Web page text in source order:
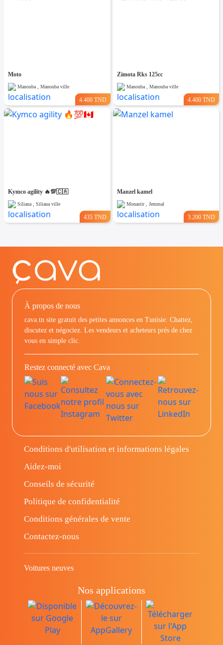
Moto
Manouba , Manouba ville
4.400 TND
Zimota Rks 125cc
Manouba , Manouba ville
4.400 TND
Kymco agility 🔥💯🇨🇦
Siliana , Siliana ville
435 TND
Manzel kamel
Monastir , Jemmal
3.200 TND
À propos de nous
cava.tn site gratuit des petites annonces en Tunisie: Chattez,
discutez et négociez. Les vendeurs et acheteurs prés de chez
vous en simple clic.
Restez connecté avec Cava
Conditions d'utilisation et informations légales
Aidez-moi
Conseils de sécurité
Politique de confidentialité
Conditions générales de vente
Contactez-nous
Voitures neuves
Nos applications